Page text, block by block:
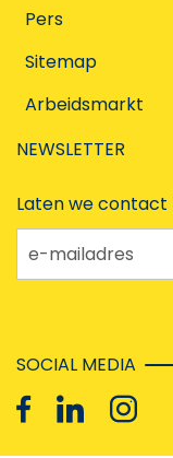
Pers
Sitemap
Arbeidsmarkt
NEWSLETTER
Laten we contact
e-mailadres
SOCIAL MEDIA